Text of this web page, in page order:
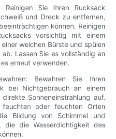
Sie Ihren Rucksack
und Dreck zu entfernen,
können. Reinigen
vorsichtig mit einem
weichen Bürste und spülen
Lassen Sie es vollständig an
erneut verwenden.
Bewahren Sie Ihren
bei Nichtgebrauch an einem
Sonneneinstrahlung auf.
oder feuchten Orten
Bildung von Schimmel und
die die Wasserdichtigkeit des